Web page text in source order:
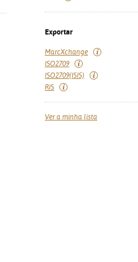
Exportar
MarcXchange
ISO2709
ISO2709(ISIS)
RIS
Ver a minha lista